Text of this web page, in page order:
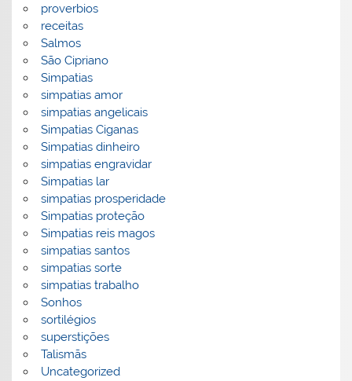
proverbios
receitas
Salmos
São Cipriano
Simpatias
simpatias amor
simpatias angelicais
Simpatias Ciganas
Simpatias dinheiro
simpatias engravidar
Simpatias lar
simpatias prosperidade
Simpatias proteção
Simpatias reis magos
simpatias santos
simpatias sorte
simpatias trabalho
Sonhos
sortilégios
superstições
Talismãs
Uncategorized